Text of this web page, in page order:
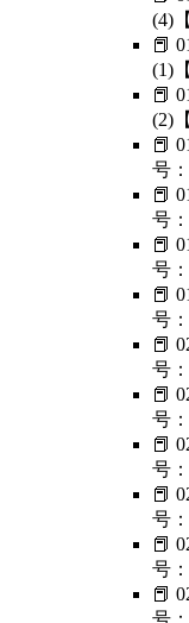
(4)
📕
(1)
📕
(2)
📕
号
📕
号
📕
号
📕
号
📕
号
📕
号
📕
号
📕
号
📕
号
📕
号